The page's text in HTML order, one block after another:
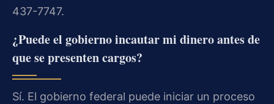
437-7747.
¿Puede el gobierno incautar mi dinero antes de
que se presenten cargos?
Sí. El gobierno federal puede iniciar un proceso